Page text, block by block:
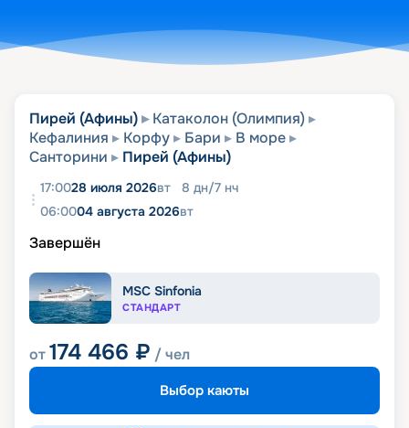
Пирей (Афины)
Катаколон (Олимпия)
Кефалиния
Корфу Бари
В море
Санторини
Пирей (Афины)
17:0028 июля 2026вт 8 дн/7 нч
06:0004 августа 2026вт
Завершён
MSC Sinfonia
СТАНДАРТ
от174 466 ₽ / чел
Выбор каюты